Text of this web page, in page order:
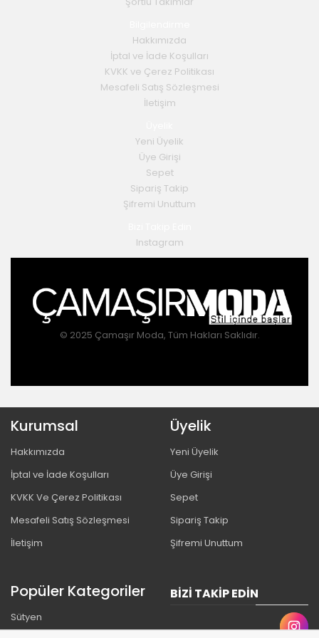
Hakkımızda
İptal ve İade Koşulları
KVKK ve Çerez Politikası
Mesafeli Satış Sözleşmesi
İletişim
Yeni Üyelik
Üye Girişi
Sepet
Sipariş Takip
Şifremi Unuttum
Instagram
© 2025 Çamaşır Moda, Tüm Hakları Saklıdır.
Kurumsal
Hakkımızda
İptal ve İade Koşulları
KVKK Ve Çerez Politikası
Mesafeli Satış Sözleşmesi
İletişim
Üyelik
Yeni Üyelik
Üye Girişi
Sepet
Sipariş Takip
Şifremi Unuttum
Popüler Kategoriler
Sütyen
BIZI TAKIP EDIN